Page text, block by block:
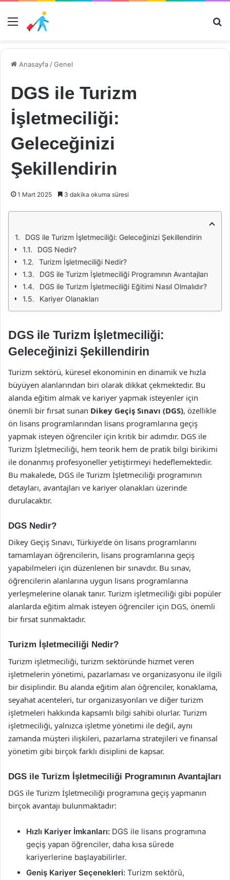
Menü
Anasayfa /Genel
DGS ile Turizm
İşletmeciliği:
Geleceğinizi
Şekillendirin
1 Mart 2025 3 dakika okuma süresi
DGS ile Turizm İşletmeciliği: Geleceğinizi Şekillendirin
DGS Nedir?
Turizm İşletmeciliği Nedir?
DGS ile Turizm İşletmeciliği Programının Avantajları
DGS ile Turizm İşletmeciliği Eğitimi Nasıl Olmalıdır?
Kariyer Olanakları
DGS ile Turizm İşletmeciliği:
Geleceğinizi Şekillendirin
Turizm sektörü, küresel ekonominin en dinamik ve hızla
büyüyen alanlarından biri olarak dikkat çekmektedir. Bu
alanda eğitim almak ve kariyer yapmak isteyenler için
önemli bir fırsat sunan Dikey Geçiş Sınavı (DGS), özellikle
ön lisans programlarından lisans programlarına geçiş
yapmak isteyen öğrenciler için kritik bir adımdır. DGS ile
Turizm İşletmeciliği, hem teorik hem de pratik bilgi birikimi
ile donanmış profesyoneller yetiştirmeyi hedeflemektedir.
Bu makalede, DGS ile Turizm İşletmeciliği programının
detayları, avantajları ve kariyer olanakları üzerinde
durulacaktır.
DGS Nedir?
Dikey Geçiş Sınavı, Türkiye’de ön lisans programlarını
tamamlayan öğrencilerin, lisans programlarına geçiş
yapabilmeleri için düzenlenen bir sınavdır. Bu sınav,
öğrencilerin alanlarına uygun lisans programlarına
yerleşmelerine olanak tanır. Turizm işletmeciliği gibi popüler
alanlarda eğitim almak isteyen öğrenciler için DGS, önemli
bir fırsat sunmaktadır.
Turizm İşletmeciliği Nedir?
Turizm işletmeciliği, turizm sektöründe hizmet veren
işletmelerin yönetimi, pazarlaması ve organizasyonu ile ilgili
bir disiplindir. Bu alanda eğitim alan öğrenciler, konaklama,
seyahat acenteleri, tur organizasyonları ve diğer turizm
işletmeleri hakkında kapsamlı bilgi sahibi olurlar. Turizm
işletmeciliği, yalnızca işletme yönetimi ile değil, aynı
zamanda müşteri ilişkileri, pazarlama stratejileri ve finansal
yönetim gibi birçok farklı disiplini de kapsar.
DGS ile Turizm İşletmeciliği Programının Avantajları
DGS ile Turizm İşletmeciliği programına geçiş yapmanın
birçok avantajı bulunmaktadır:
Hızlı Kariyer İmkanları: DGS ile lisans programına
geçiş yapan öğrenciler, daha kısa sürede
kariyerlerine başlayabilirler.
Geniş Kariyer Seçenekleri: Turizm sektörü,